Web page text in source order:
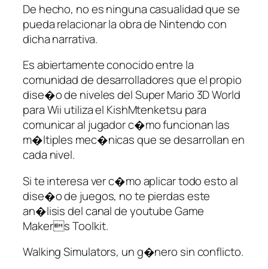
De hecho, no es ninguna casualidad que se
pueda relacionar la obra de Nintendo con
dicha narrativa.
Es abiertamente conocido entre la
comunidad de desarrolladores que el propio
dise�o de niveles del Super Mario 3D World
para Wii utiliza el KishMtenketsu para
comunicar al jugador c�mo funcionan las
m�ltiples mec�nicas que se desarrollan en
cada nivel.
Si te interesa ver c�mo aplicar todo esto al
dise�o de juegos, no te pierdas este
an�lisis del canal de youtube Game
Makers Toolkit.
Walking Simulators, un g�nero sin conflicto.